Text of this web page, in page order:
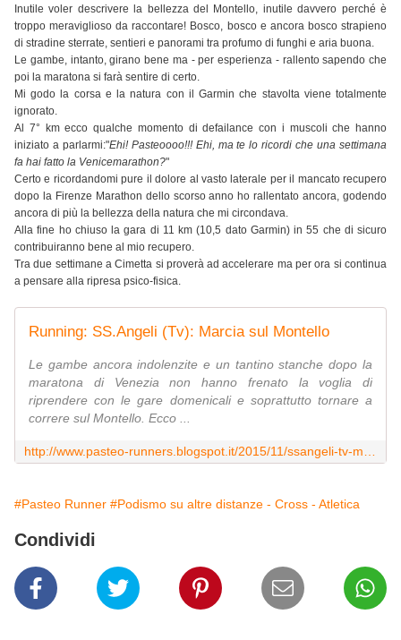
Inutile voler descrivere la bellezza del Montello, inutile davvero perché è
troppo meraviglioso da raccontare! Bosco, bosco e ancora bosco strapieno
di stradine sterrate, sentieri e panorami tra profumo di funghi e aria buona.
Le gambe, intanto, girano bene ma - per esperienza - rallento sapendo che
poi la maratona si farà sentire di certo.
Mi godo la corsa e la natura con il Garmin che stavolta viene totalmente
ignorato.
Al 7° km ecco qualche momento di defailance con i muscoli che hanno
iniziato a parlarmi:"Ehi! Pasteoooo!!! Ehi, ma te lo ricordi che una settimana
fa hai fatto la Venicemarathon?"
Certo e ricordandomi pure il dolore al vasto laterale per il mancato recupero
dopo la Firenze Marathon dello scorso anno ho rallentato ancora, godendo
ancora di più la bellezza della natura che mi circondava.
Alla fine ho chiuso la gara di 11 km (10,5 dato Garmin) in 55 che di sicuro
contribuiranno bene al mio recupero.
Tra due settimane a Cimetta si proverà ad accelerare ma per ora si continua
a pensare alla ripresa psico-fisica.
Running: SS.Angeli (Tv): Marcia sul Montello
Le gambe ancora indolenzite e un tantino stanche dopo la
maratona di Venezia non hanno frenato la voglia di
riprendere con le gare domenicali e soprattutto tornare a
correre sul Montello. Ecco ...
#Pasteo Runner #Podismo su altre distanze - Cross - Atletica
Condividi